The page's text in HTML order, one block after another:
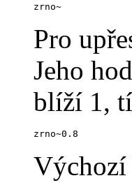
zrno~
Pro
Jeho
blíží 1,
zrno~0.8
Výchozí